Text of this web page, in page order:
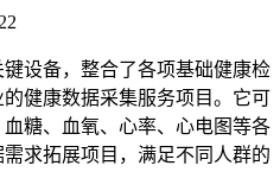
设备，整合了各项基础健康检
健康数据采集服务项目。它可
糖、血氧、心率、心电图等各
求拓展项目，满足不同人群的